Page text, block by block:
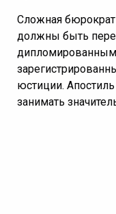
Сложная
должны быть
юстиции.
занимать